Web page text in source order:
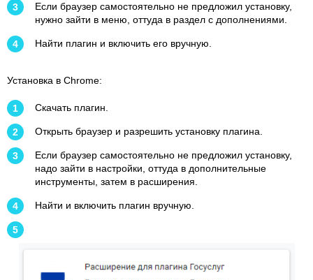
Если браузер самостоятельно не предложил установку,
нужно зайти в меню, оттуда в раздел с дополнениями.
Найти плагин и включить его вручную.
Установка в Chrome:
Скачать плагин.
Открыть браузер и разрешить установку плагина.
Если браузер самостоятельно не предложил установку,
надо зайти в настройки, оттуда в дополнительные
инструменты, затем в расширения.
Найти и включить плагин вручную.